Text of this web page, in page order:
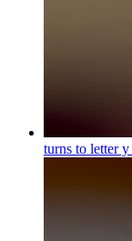
turns to letter y